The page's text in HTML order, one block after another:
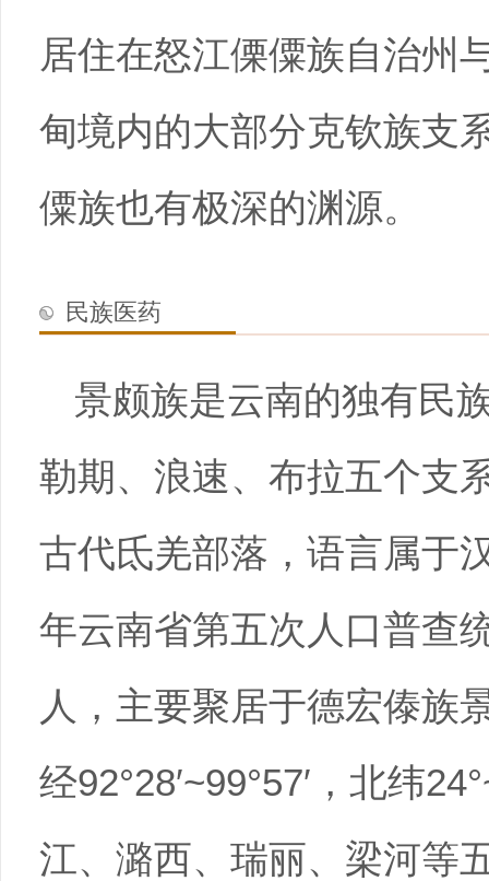
居住在怒江傈僳族自治州
甸境内的大部分克钦族支
僳族也有极深的渊源。
民族医药
景颇族是云南的独有民
勒期、浪速、布拉五个支
古代氐羌部落，语言属于
年云南省第五次人口普查
人，主要聚居于德宏傣族
经92°28′~99°57′，北纬
江、潞西、瑞丽、梁河等